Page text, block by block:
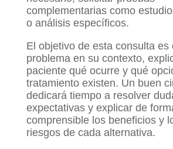
complementarias como
o análisis específicos.
El objetivo de esta consulta es
problema en su contexto,
paciente qué ocurre y qué
tratamiento existen. Un buen
dedicará tiempo a resolver
expectativas y explicar de
comprensible los beneficios y
riesgos de cada alternativa.